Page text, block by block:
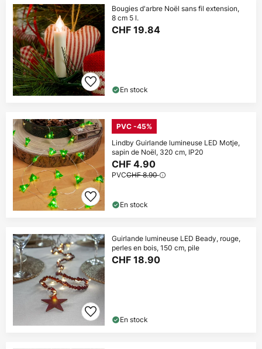
Bougies d'arbre Noël sans fil extension,
8 cm 5 l.
CHF 19.84
En stock
PVC -45%
Lindby Guirlande lumineuse LED Motje,
sapin de Noël, 320 cm, IP20
CHF 4.90
PVCCHF 8.90
En stock
Guirlande lumineuse LED Beady, rouge,
perles en bois, 150 cm, pile
CHF 18.90
En stock